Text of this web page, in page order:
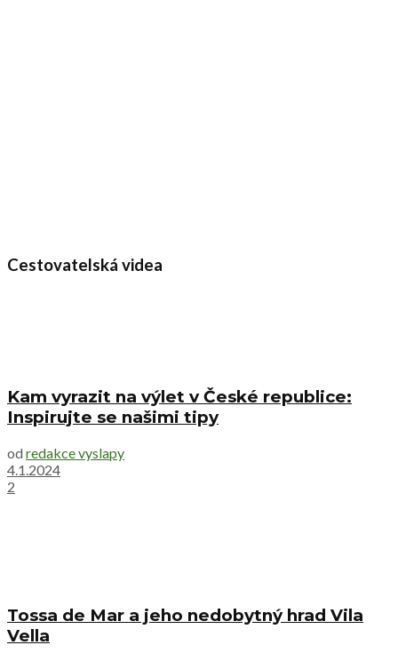
Cestovatelská videa
Kam vyrazit na výlet v České republice:
Inspirujte se našimi tipy
od redakce vyslapy
4.1.2024
2
Tossa de Mar a jeho nedobytný hrad Vila
Vella